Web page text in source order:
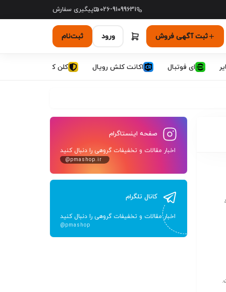
026-91099631 پیگیری سفارش
ثبت آگهی فروش ورود ثبت‌نام
ای فوتبال اکانت کلش رویال کلن کلش اف کلنز
صفحه اینستاگرام
اخبار مقالات و تخفیفات گروهی را دنبال کنید
@pmashop.ir
کانال تلگرام
اخبار مقالات و تخفیفات گروهی را دنبال کنید
@pmashop